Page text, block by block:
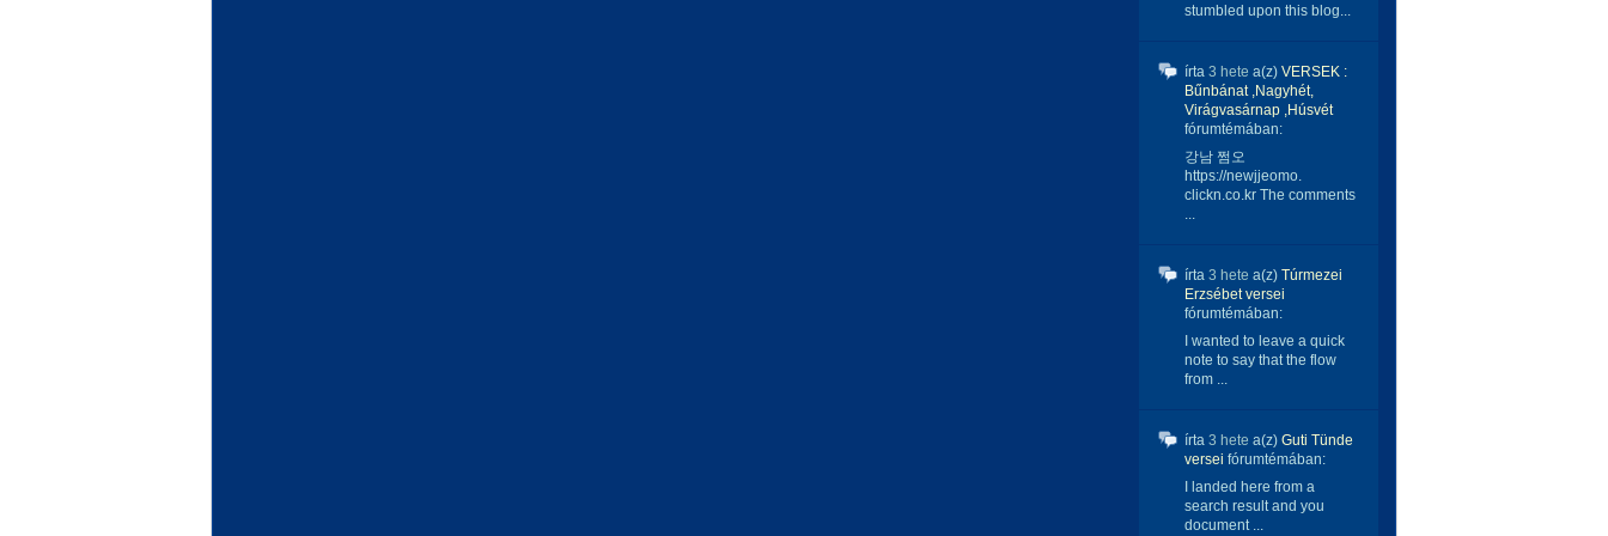
stumbled upon this blog...
írta 3 hete a(z) VERSEK :
Bűnbánat ,Nagyhét,
Virágvasárnap ,Húsvét
fórumtémában:
강남 쩜오
https://newjjeomo.
clickn.co.kr The comments
...
írta 3 hete a(z) Túrmezei
Erzsébet versei
fórumtémában:
I wanted to leave a quick
note to say that the flow
from ...
írta 3 hete a(z) Guti Tünde
versei fórumtémában:
I landed here from a
search result and you
document ...